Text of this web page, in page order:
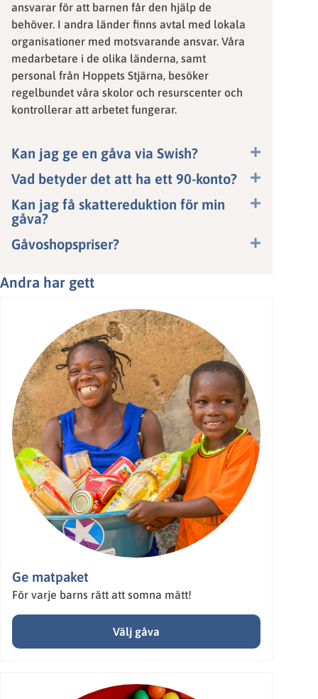
ansvarar för att barnen får den hjälp de
behöver. I andra länder finns avtal med lokala
organisationer med motsvarande ansvar. Våra
medarbetare i de olika länderna, samt
personal från Hoppets Stjärna, besöker
regelbundet våra skolor och resurscenter och
kontrollerar att arbetet fungerar.
Kan jag ge en gåva via Swish?
Vad betyder det att ha ett 90-konto?
Kan jag få skattereduktion för min
gåva?
Gåvoshopspriser?
Andra har gett
Ge matpaket
För varje barns rätt att somna mätt!
Välj gåva